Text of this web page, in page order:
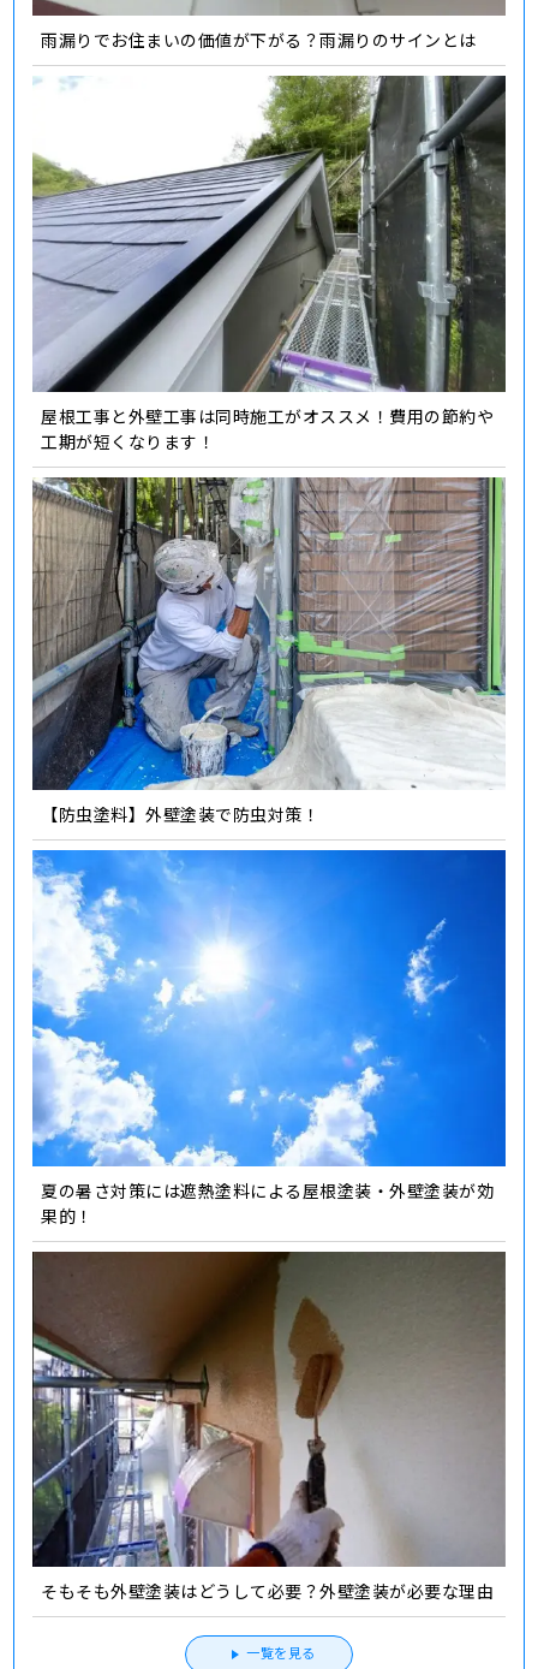
雨漏りでお住まいの価値が下がる？雨漏りのサインとは
屋根工事と外壁工事は同時施工がオススメ！費用の節約や
工期が短くなります！
【防虫塗料】外壁塗装で防虫対策！
夏の暑さ対策には遮熱塗料による屋根塗装・外壁塗装が効
果的！
そもそも外壁塗装はどうして必要？外壁塗装が必要な理由
一覧を見る